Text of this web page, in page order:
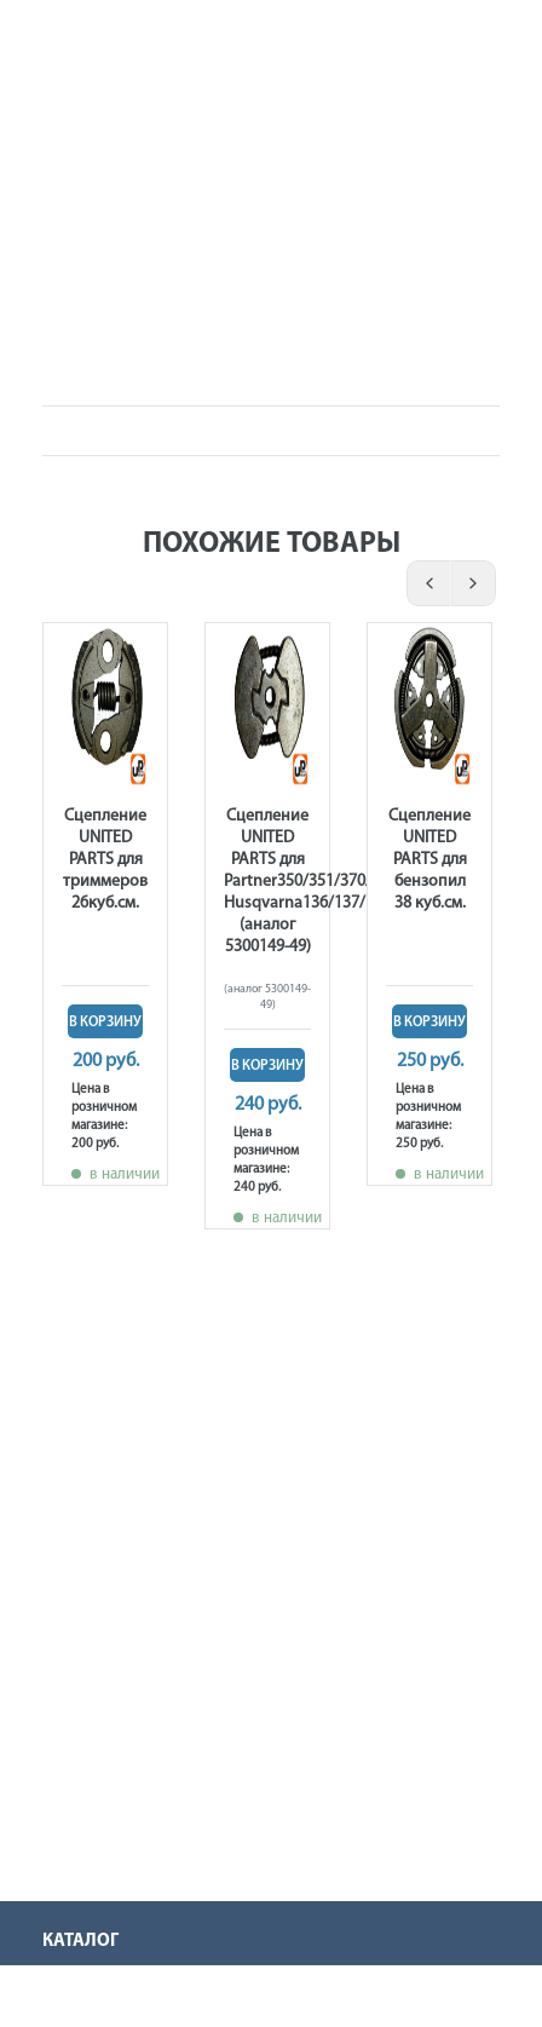
ПОХОЖИЕ ТОВАРЫ
Сцепление
UNITED
PARTS для
триммеров
26куб.см.
В КОРЗИНУ
200 руб.
Цена в
розничном
магазине:
200 руб.
в наличии
Сцепление
UNITED
PARTS для
Partner350/351/370/420
Husqvarna136/137/142
(аналог
5300149-49)
(аналог 5300149-
49)
В КОРЗИНУ
240 руб.
Цена в
розничном
магазине:
240 руб.
в наличии
Сцепление
UNITED
PARTS для
бензопил
38 куб.см.
В КОРЗИНУ
250 руб.
Цена в
розничном
магазине:
250 руб.
в наличии
КАТАЛОГ